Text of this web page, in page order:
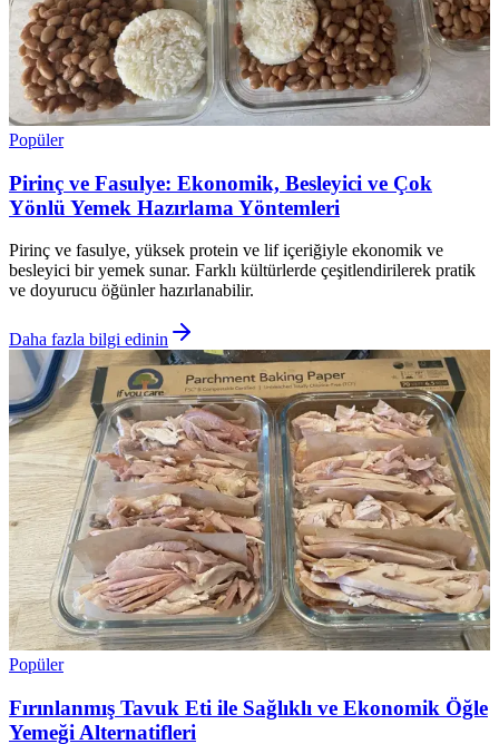
Popüler
Pirinç ve Fasulye: Ekonomik, Besleyici ve Çok
Yönlü Yemek Hazırlama Yöntemleri
Pirinç ve fasulye, yüksek protein ve lif içeriğiyle ekonomik ve
besleyici bir yemek sunar. Farklı kültürlerde çeşitlendirilerek pratik
ve doyurucu öğünler hazırlanabilir.
Daha fazla bilgi edinin
Popüler
Fırınlanmış Tavuk Eti ile Sağlıklı ve Ekonomik Öğle
Yemeği Alternatifleri